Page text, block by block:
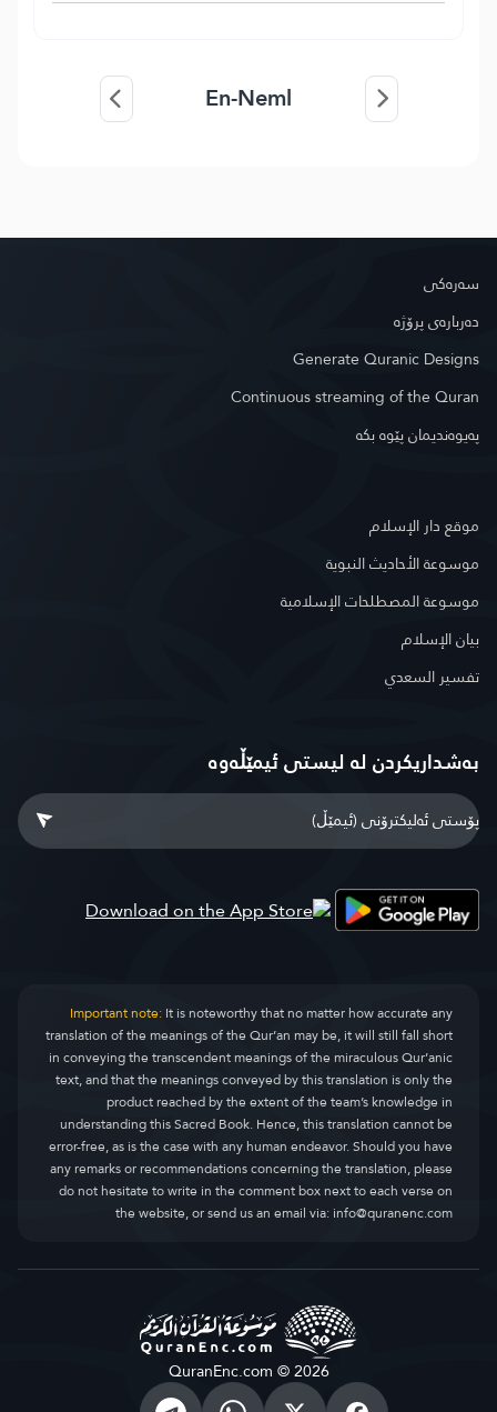
En-Neml
سه‌ره‌كی
دەربارەی پرۆژە
Generate Quranic Designs
Continuous streaming of the Quran
په‌یوه‌ندیمان پێوه‌ بكه‌
موقع دار الإسلام
موسوعة الأحاديث النبوية
موسوعة المصطلحات الإسلامية
بيان الإسلام
تفسير السعدي
بەشداریکردن لە لیستی ئیمێڵەوە
Important note:It is noteworthy that no matter how accurate any
translation of the meanings of the Qur’an may be, it will still fall short
in conveying the transcendent meanings of the miraculous Qur’anic
text, and that the meanings conveyed by this translation is only the
product reached by the extent of the team’s knowledge in
understanding this Sacred Book. Hence, this translation cannot be
error-free, as is the case with any human endeavor. Should you have
any remarks or recommendations concerning the translation, please
do not hesitate to write in the comment box next to each verse on
the website, or send us an email via:info@quranenc.com
QuranEnc.com © 2026